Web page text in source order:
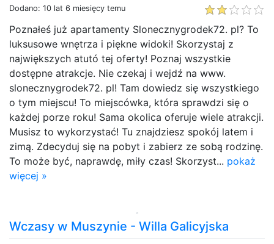
Dodano: 10 lat 6 miesięcy temu
Poznałeś już apartamenty Slonecznygrodek72. pl? To
luksusowe wnętrza i piękne widoki! Skorzystaj z
największych atutó tej oferty! Poznaj wszystkie
dostępne atrakcje. Nie czekaj i wejdź na www.
slonecznygrodek72. pl! Tam dowiedz się wszystkiego
o tym miejscu! To miejscówka, która sprawdzi się o
każdej porze roku! Sama okolica oferuje wiele atrakcji.
Musisz to wykorzystać! Tu znajdziesz spokój latem i
zimą. Zdecyduj się na pobyt i zabierz ze sobą rodzinę.
To może być, naprawdę, miły czas! Skorzyst... pokaż
więcej »
Wczasy w Muszynie - Willa Galicyjska